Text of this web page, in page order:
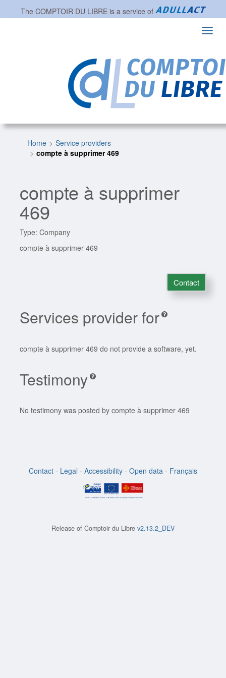
The COMPTOIR DU LIBREis a service of
Home
Service providers
compte à supprimer 469
compte à supprimer
469
Type: Company
compte à supprimer 469
Contact
Services provider for
compte à supprimer 469 do not provide a software, yet.
Testimony
No testimony was posted by compte à supprimer 469
Contact - Legal - Accessibility - Open data - Français
Release of Comptoir du Libre v2.13.2_DEV